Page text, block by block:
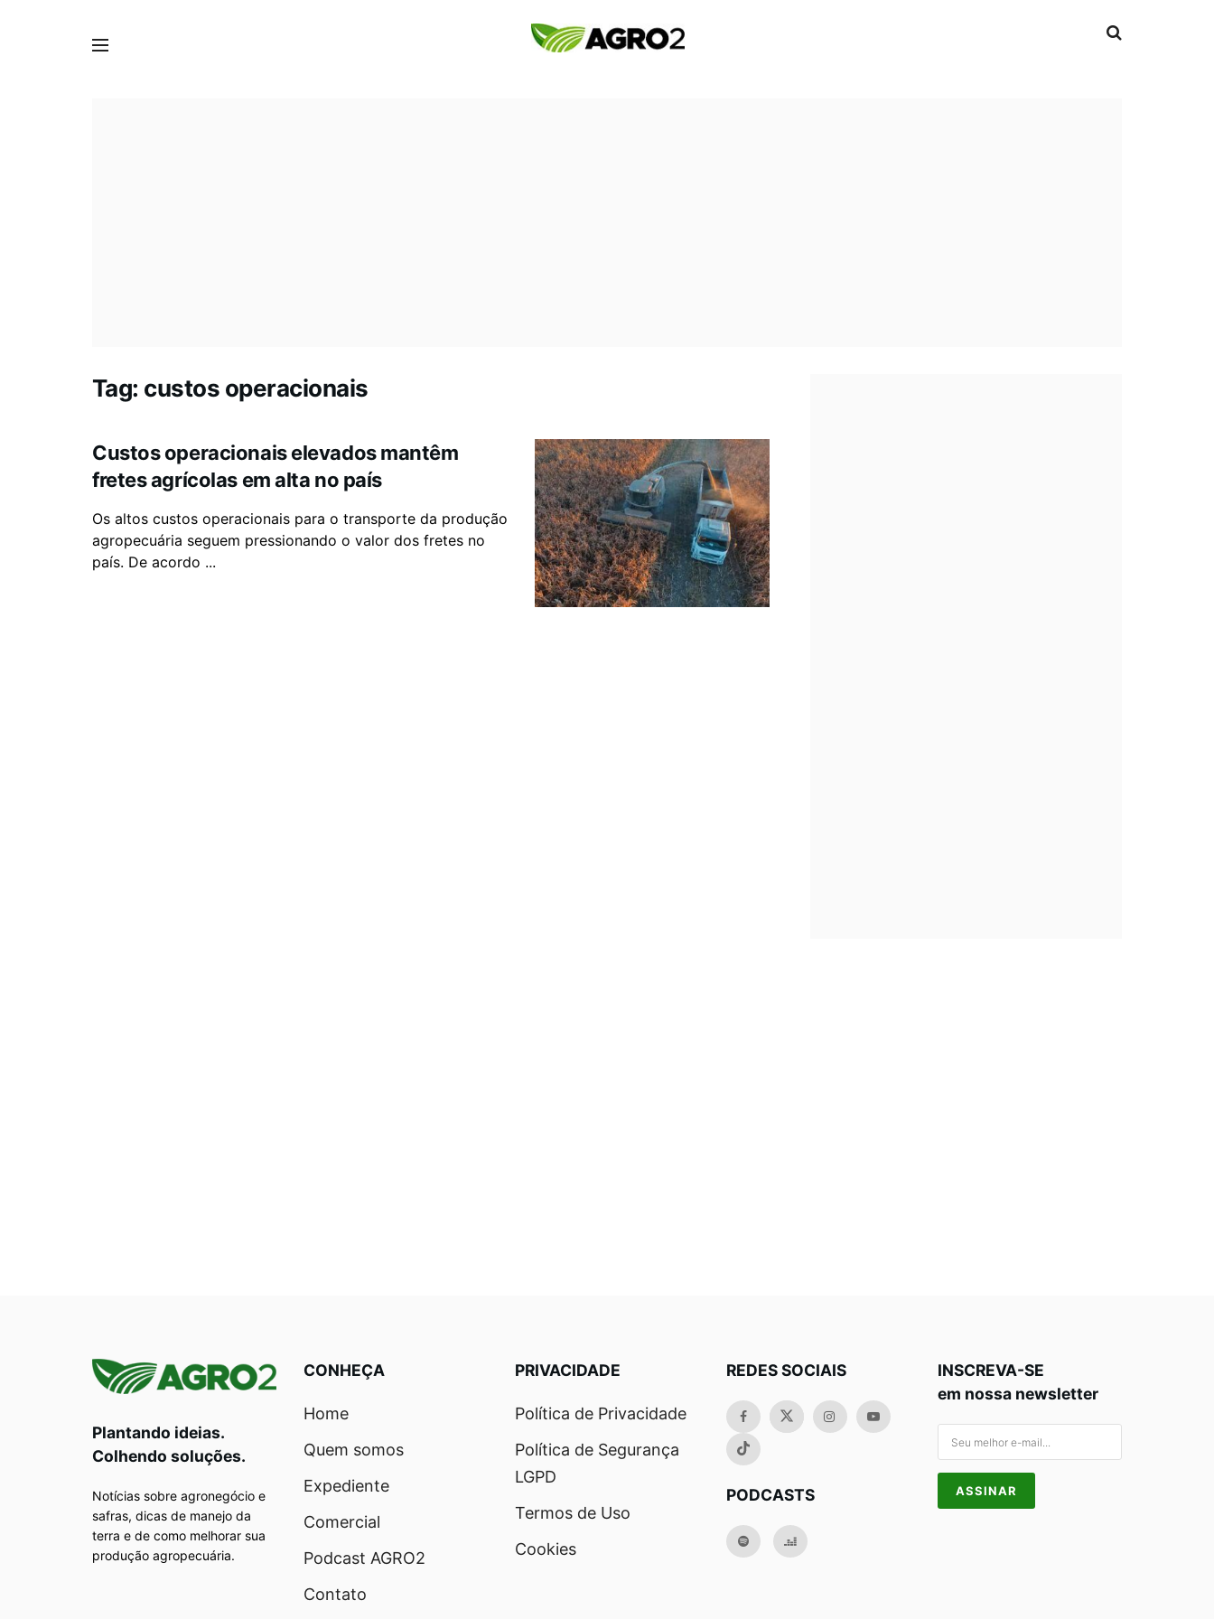
Tag: custos operacionais
Custos operacionais elevados mantêm
fretes agrícolas em alta no país
Os altos custos operacionais para o transporte da produção
agropecuária seguem pressionando o valor dos fretes no
país. De acordo ...
Plantando ideias.
Colhendo soluções.
Notícias sobre agronegócio e
safras, dicas de manejo da
terra e de como melhorar sua
produção agropecuária.
CONHEÇA
Home
Quem somos
Expediente
Comercial
Podcast AGRO2
Contato
PRIVACIDADE
Política de Privacidade
Política de Segurança
LGPD
Termos de Uso
Cookies
REDES SOCIAIS
PODCASTS
INSCREVA-SE
em nossa newsletter